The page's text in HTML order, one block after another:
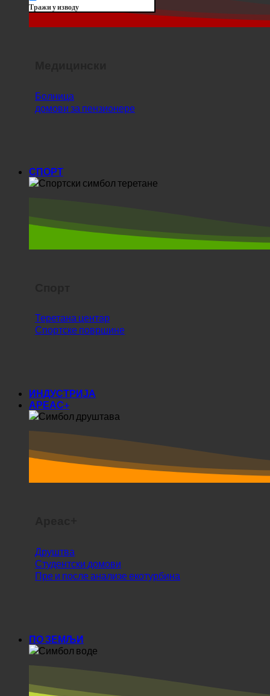
Тражи у изводу
Болница
домови за пензионере
СПОРТ
Теретана центар
Спортске површине
ИНДУСТРИЈА
АРЕАС+
Друштва
Студентски домови
Пре и после анализе екотурбина
ПО ЗЕМЉИ